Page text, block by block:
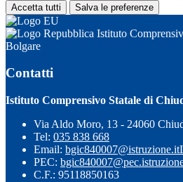
Accetta tutti Salva le preferenze
Istituto
Bolgare
Contatti
Istituto Comprensivo Statale di
Via Aldo Moro, 13 - 24060
Tel: 035 838 668
Email: bgic840007@istruzione.it
PEC:
C.F.: 95118850163